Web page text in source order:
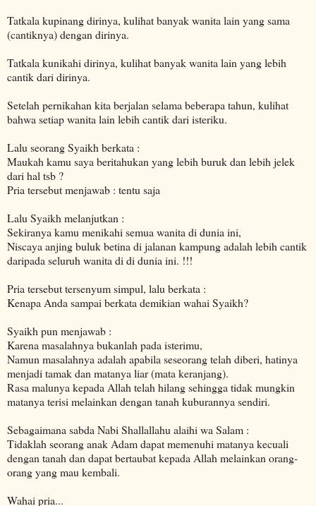
Tatkala kupinang dirinya, kulihat banyak wanita lain yang sama
(cantiknya) dengan dirinya.
Tatkala kunikahi dirinya, kulihat banyak wanita lain yang lebih
cantik dari dirinya.
Setelah pernikahan kita berjalan selama beberapa tahun, kulihat
bahwa setiap wanita lain lebih cantik dari isteriku.
Lalu seorang Syaikh berkata :
Maukah kamu saya beritahukan yang lebih buruk dan lebih jelek
dari hal tsb ?
Pria tersebut menjawab : tentu saja
Lalu Syaikh melanjutkan :
Sekiranya kamu menikahi semua wanita di dunia ini,
Niscaya anjing buluk betina di jalanan kampung adalah lebih cantik
daripada seluruh wanita di di dunia ini. !!!
Pria tersebut tersenyum simpul, lalu berkata :
Kenapa Anda sampai berkata demikian wahai Syaikh?
Syaikh pun menjawab :
Karena masalahnya bukanlah pada isterimu,
Namun masalahnya adalah apabila seseorang telah diberi, hatinya
menjadi tamak dan matanya liar (mata keranjang).
Rasa malunya kepada Allah telah hilang sehingga tidak mungkin
matanya terisi melainkan dengan tanah kuburannya sendiri.
Sebagaimana sabda Nabi Shallallahu alaihi wa Salam :
Tidaklah seorang anak Adam dapat memenuhi matanya kecuali
dengan tanah dan dapat bertaubat kepada Allah melainkan orang-
orang yang mau kembali.
Wahai pria...